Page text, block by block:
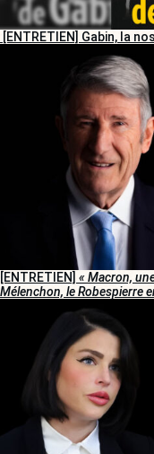
[ENTRETIEN] Gabin, la
[ENTRETIEN] « Macron,
Mélenchon, le Robespierre